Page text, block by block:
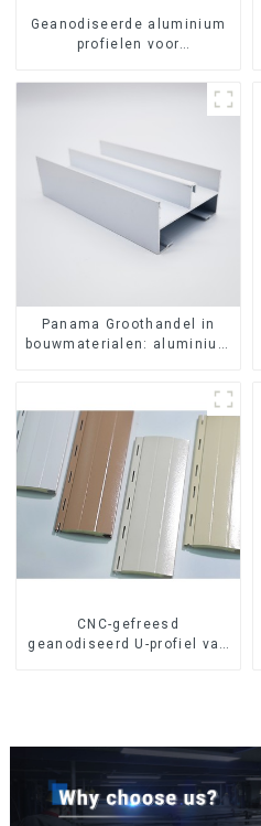
Geanodiseerde aluminium
profielen voor
keukenkasten en glazen
Panama Groothandel in
bouwmaterialen: aluminium
CNC-gefreesd
geanodiseerd U-profiel van